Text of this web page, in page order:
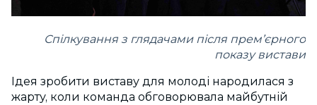
Спілкування з глядачами після прем’єрного
показу вистави
Ідея зробити виставу для молоді народилася з
жарту, коли команда обговорювала майбутній